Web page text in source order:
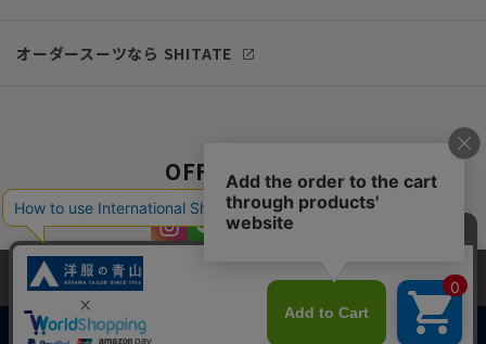
オーダースーツなら SHITATE
OFFICIAL SNS
当サイトでは、快適な閲覧体験とコンテンツ改善のためにCookieを使用
しています。閲覧を続けることで、Cookieの使用に同意したものとみな